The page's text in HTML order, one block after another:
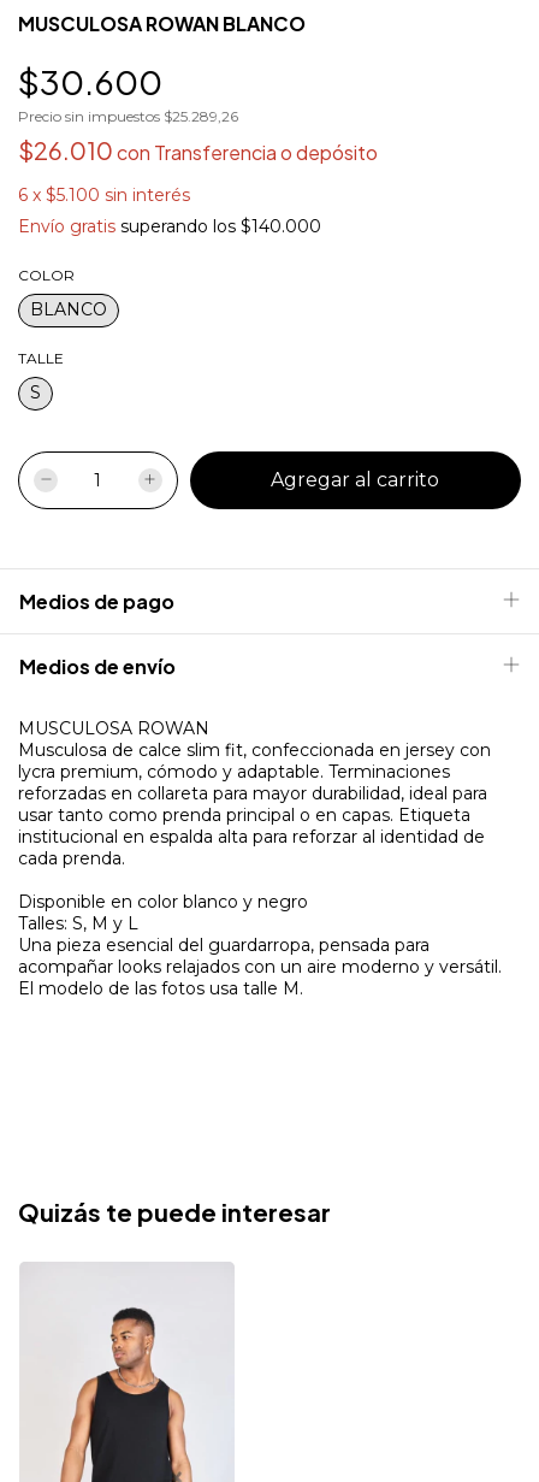
MUSCULOSA ROWAN BLANCO
$30.600
Precio sin impuestos $25.289,26
$26.010con Transferencia o depósito
6 x $5.100 sin interés
Envío gratis superando los $140.000
COLOR
BLANCO
TALLE
S
Medios de pago
Medios de envío
MUSCULOSA ROWAN
Musculosa de calce slim fit, confeccionada en jersey con
lycra premium, cómodo y adaptable. Terminaciones
reforzadas en collareta para mayor durabilidad, ideal para
usar tanto como prenda principal o en capas. Etiqueta
institucional en espalda alta para reforzar al identidad de
cada prenda.
Disponible en color blanco y negro
Talles: S, M y L
Una pieza esencial del guardarropa, pensada para
acompañar looks relajados con un aire moderno y versátil.
El modelo de las fotos usa talle M.
Quizás te puede interesar